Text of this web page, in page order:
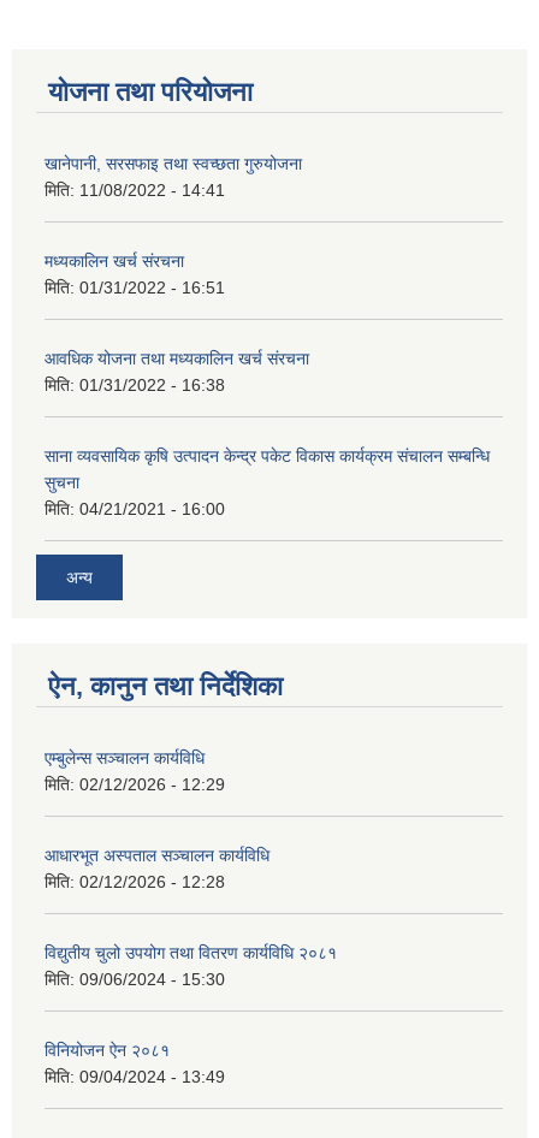
योजना तथा परियोजना
खानेपानी, सरसफाइ तथा स्वच्छता गुरुयोजना
मिति: 11/08/2022 - 14:41
मध्यकालिन खर्च संरचना
मिति: 01/31/2022 - 16:51
आवधिक योजना तथा मध्यकालिन खर्च संरचना
मिति: 01/31/2022 - 16:38
साना व्यवसायिक कृषि उत्पादन केन्द्र पकेट विकास कार्यक्रम संचालन सम्बन्धि
सुचना
मिति: 04/21/2021 - 16:00
अन्य
ऐन, कानुन तथा निर्देशिका
एम्बुलेन्स सञ्चालन कार्यविधि
मिति: 02/12/2026 - 12:29
आधारभूत अस्पताल सञ्चालन कार्यविधि
मिति: 02/12/2026 - 12:28
विद्युतीय चुलो उपयोग तथा वितरण कार्यविधि २०८१
मिति: 09/06/2024 - 15:30
विनियोजन ऐन २०८१
मिति: 09/04/2024 - 13:49